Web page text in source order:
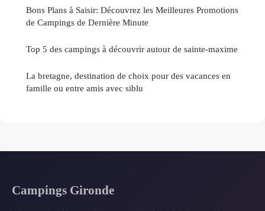
Bons Plans à Saisir: Découvrez les Meilleures Promotions
de Campings de Dernière Minute
Top 5 des campings à découvrir autour de sainte-maxime
La bretagne, destination de choix pour des vacances en
famille ou entre amis avec siblu
Campings Gironde